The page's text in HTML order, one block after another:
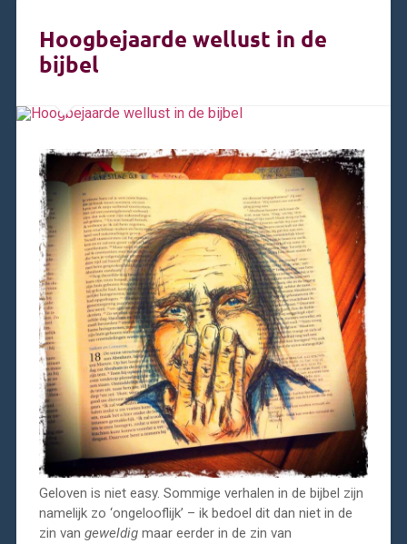
Hoogbejaarde wellust in de
bijbel
Geloven is niet easy. Sommige verhalen in de bijbel zijn
namelijk zo ‘ongelooflijk’ – ik bedoel dit dan niet in de
zin van geweldig maar eerder in de zin van